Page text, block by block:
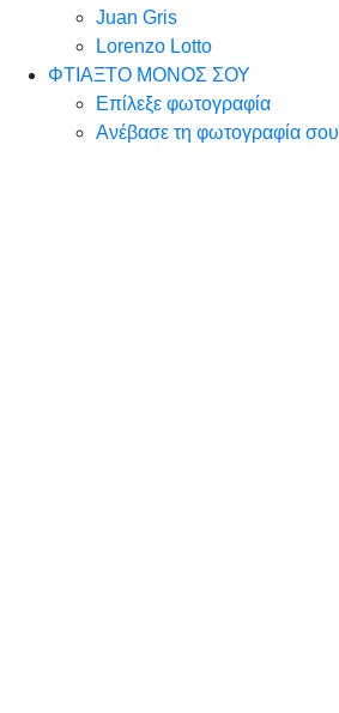
Juan Gris
Lorenzo Lotto
ΦΤΙΑΞΤΟ ΜΟΝΟΣ ΣΟΥ
Επίλεξε φωτογραφία
Ανέβασε τη φωτογραφία σου